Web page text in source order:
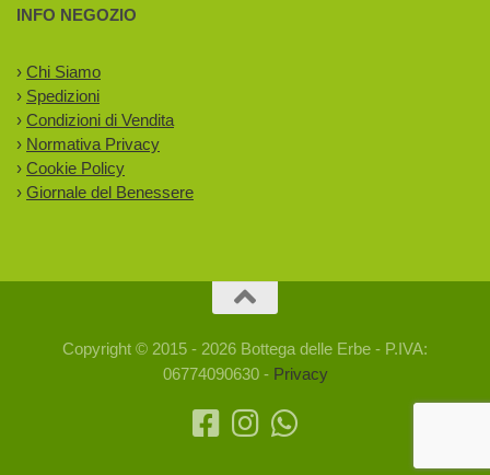
INFO NEGOZIO
› Chi Siamo
› Spedizioni
› Condizioni di Vendita
› Normativa Privacy
› Cookie Policy
› Giornale del Benessere
Copyright © 2015 - 2026 Bottega delle Erbe - P.IVA:
06774090630 - Privacy